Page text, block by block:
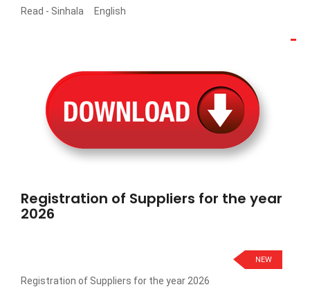
Read - Sinhala English
Registration of Suppliers for the year
2026
NEW
Registration of Suppliers for the year 2026